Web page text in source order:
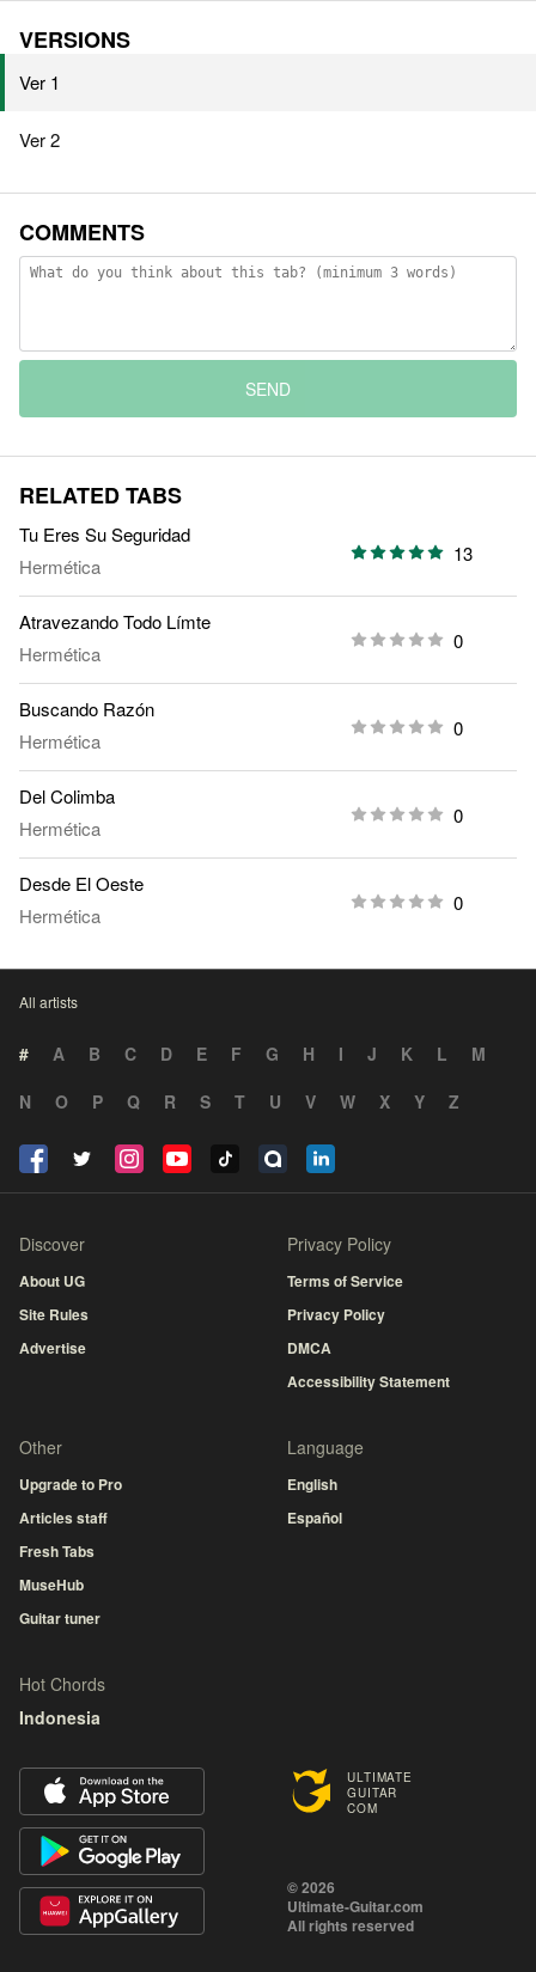
VERSIONS
Ver 1
Ver 2
COMMENTS
SEND
RELATED TABS
Tu Eres Su Seguridad
Hermética
13
Atravezando Todo Límte
Hermética
0
Buscando Razón
Hermética
0
Del Colimba
Hermética
0
Desde El Oeste
Hermética
0
All artists
# A B C D E F G H I J K L
M
N
O P Q R S T U V W X Y Z
ULTIMATE
GUITAR
COM
© 2026
Ultimate-Guitar.com
All rights reserved
Discover
About UG
Site Rules
Advertise
Privacy Policy
Terms of Service
Privacy Policy
DMCA
Accessibility Statement
Other
Upgrade to Pro
Articles staff
Fresh Tabs
MuseHub
Guitar tuner
Language
English
Español
Hot Chords
Indonesia